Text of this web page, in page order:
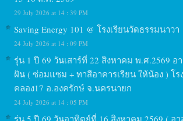
29 July 2026 at 14 : 39 PM
Saving Energy 101 @ โรงเรียนวัดธรรมนาวา
24 July 2026 at 14 : 09 PM
รุ่น 1 ปี 69 วันเสาร์ที่ 22 สิงหาคม พ.ศ.2569
ฝัน ( ซ่อมแซม + ทาสีอาคารเรียน ให้น้อง ) โร
คลอง17 อ.องครักษ์ จ.นครนายก
24 July 2026 at 14 : 05 PM
รุ่น 5 ปี 69 วันอาทิตย์ที่ 16 สิงหาคม 2569 ( อ